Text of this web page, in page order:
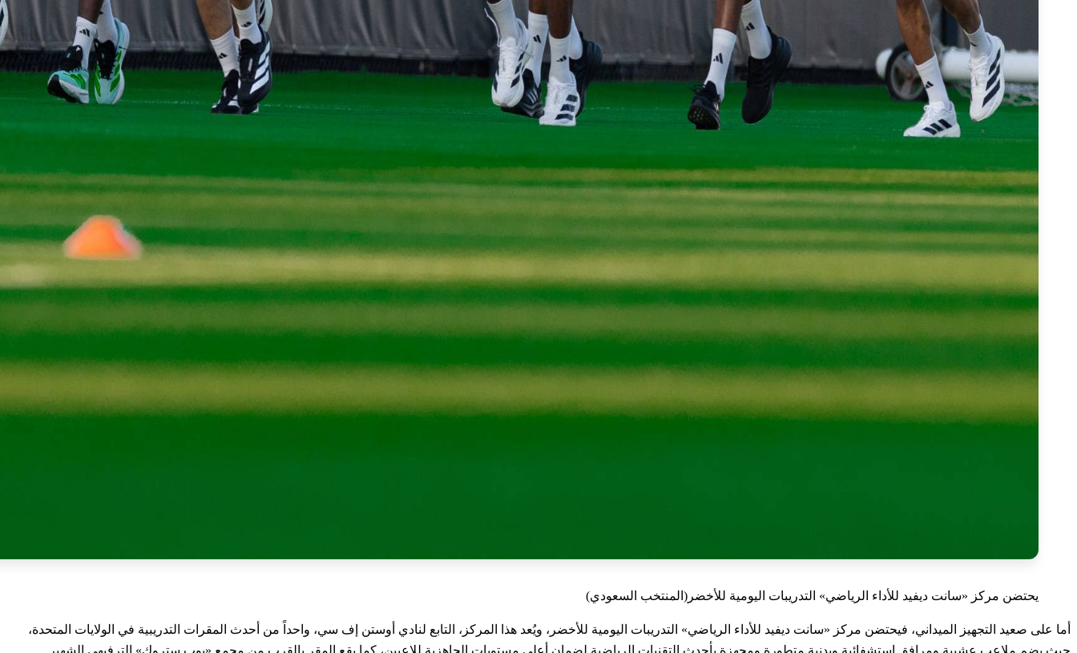
يحتضن مركز «سانت ديفيد للأداء الرياضي» التدريبات اليومية للأخضر(المنتخب السعودي)
أما على صعيد التجهيز الميداني، فيحتضن مركز «سانت ديفيد للأداء الرياضي» التدريبات اليومية للأخضر، ويُعد هذا المركز، التابع لنادي أوستن إف سي، واحداً من أحدث المقرات التدريبية في الولايات المتحدة،
حيث يضم ملاعب عشبية ومرافق استشفائية وبدنية متطورة ومجهزة بأحدث التقنيات الرياضية لضمان أعلى مستويات الجاهزية للاعبين، كما يقع المقر بالقرب من مجمع «بوب ستروك» الترفيهي الشهير